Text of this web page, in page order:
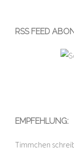
RSS FEED
EMPFEHLUNG:
Timmchen